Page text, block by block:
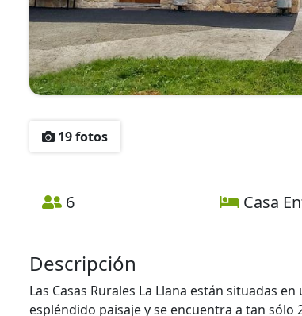
19 fotos
6 Casa
Descripción
Las Casas Rurales La Llana están situadas
espléndido paisaje y se encuentra a tan